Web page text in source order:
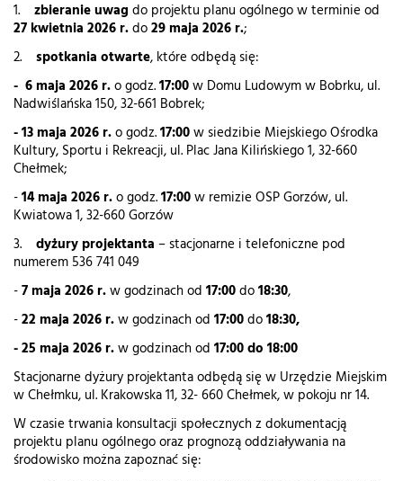
1. zbieranie uwag do projektu planu ogólnego w terminie od
27 kwietnia 2026 r.do29 maja 2026 r.;
2. spotkania otwarte, które odbędą się:
- 6 maja 2026 r.o godz.17:00w Domu Ludowym w Bobrku, ul.
Nadwiślańska 150, 32-661 Bobrek;
-13 maja 2026 r.o godz.17:00w siedzibie Miejskiego Ośrodka
Kultury, Sportu i Rekreacji, ul. Plac Jana Kilińskiego 1, 32-660
Chełmek;
-14 maja 2026 r.o godz.17:00w remizie OSP Gorzów, ul.
Kwiatowa 1, 32-660 Gorzów
3. dyżury projektanta – stacjonarne i telefoniczne pod
numerem 536 741 049
-7 maja 2026 r.w godzinach od 17:00do18:30,
-22 maja 2026 r.w godzinach od 17:00do18:30,
- 25 maja 2026 r.w godzinach od 17:00 do 18:00
Stacjonarne dyżury projektanta odbędą się w Urzędzie Miejskim
w Chełmku, ul. Krakowska 11, 32- 660 Chełmek, w pokoju nr 14.
W czasie trwania konsultacji społecznych z dokumentacją
projektu planu ogólnego oraz prognozą oddziaływania na
środowisko można zapoznać się: